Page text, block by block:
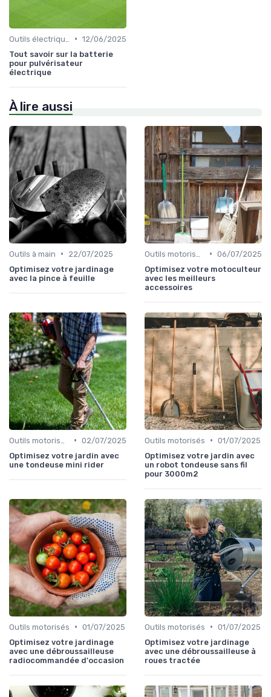
• 12/06/2025
Tout savoir sur la batterie
pour pulvérisateur
électrique
À lire aussi
Outils à main •
22/07/2025
Optimisez votre jardinage
avec la pince à feuille
• 06/07/2025
Optimisez votre motoculteur
avec les meilleurs
accessoires
• 02/07/2025
Optimisez votre jardin avec
une tondeuse mini rider
Outils motorisés • 01/07/2025
Optimisez votre jardin avec
un robot tondeuse sans fil
pour 3000m2
Outils motorisés • 01/07/2025
Optimisez votre jardinage
avec une débroussailleuse
radiocommandée d'occasion
Outils motorisés • 01/07/2025
Optimisez votre jardinage
avec une débroussailleuse à
roues tractée